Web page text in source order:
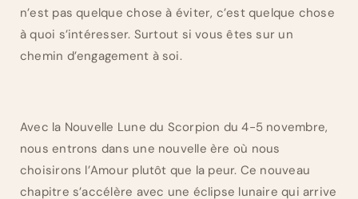
n’est pas quelque chose à éviter, c’est quelque chose
à quoi s’intéresser. Surtout si vous êtes sur un
chemin d’engagement à soi.
Avec la Nouvelle Lune du Scorpion du 4-5 novembre,
nous entrons dans une nouvelle ère où nous
choisirons l’Amour plutôt que la peur. Ce nouveau
chapitre s’accélère avec une éclipse lunaire qui arrive